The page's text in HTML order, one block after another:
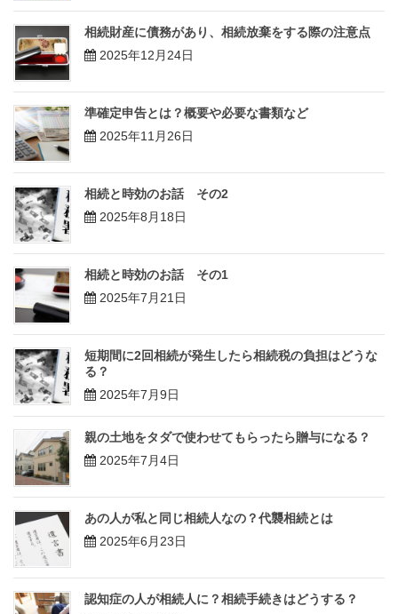
相続財産に債務があり、相続放棄をする際の注意点
2025年12月24日
準確定申告とは？概要や必要な書類など
2025年11月26日
相続と時効のお話 その2
2025年8月18日
相続と時効のお話 その1
2025年7月21日
短期間に2回相続が発生したら相続税の負担はどうな
る？
2025年7月9日
親の土地をタダで使わせてもらったら贈与になる？
2025年7月4日
あの人が私と同じ相続人なの？代襲相続とは
2025年6月23日
認知症の人が相続人に？相続手続きはどうする？